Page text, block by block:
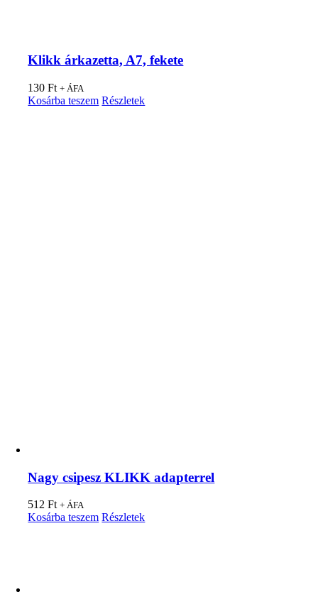
Klikk árkazetta, A7, fekete
130Ft + ÁFA
Kosárba teszem Részletek
Nagy csipesz KLIKK adapterrel
512Ft + ÁFA
Kosárba teszem Részletek